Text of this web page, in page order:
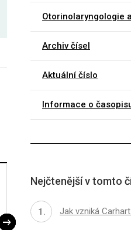
Zásady maskování v
audiometrii
Otorinolaryngologie
Archiv čísel
Aktuální číslo
Informace o
Nejčtenější v tomto
Jak vzniká